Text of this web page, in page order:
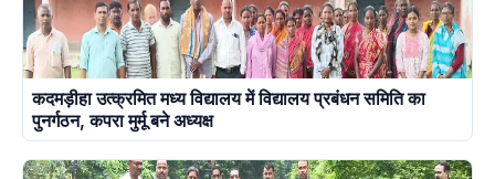
कदमड़ीहा उत्क्रमित मध्य विद्यालय में विद्यालय प्रबंधन समिति का
पुनर्गठन, कपरा मुर्मू बने अध्यक्ष